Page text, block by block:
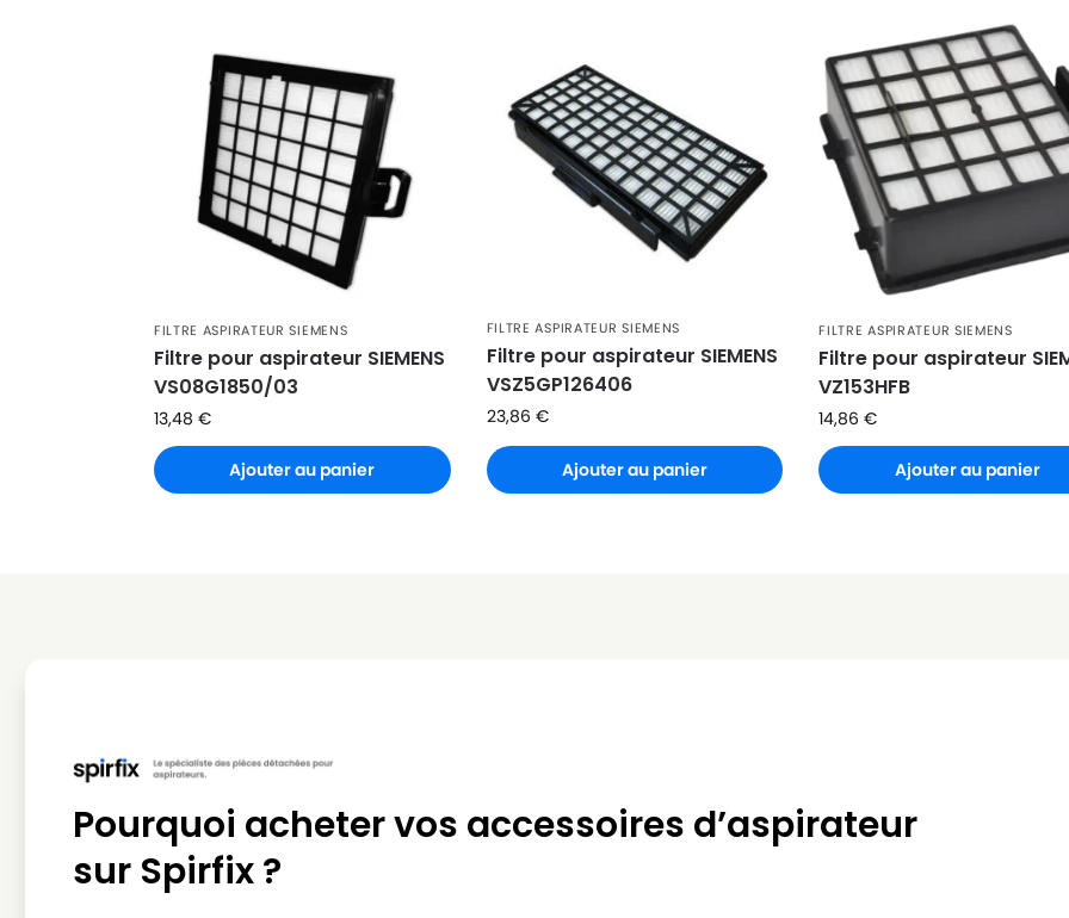
SIEMENS VS04G2200
SIEMENS VS04G2300
SIEMENS VS04G230006
SIEMENS VS04G2301
SIEMENS VS04G230106
SIEMENS
SIEMENS VS04G2502
SIEMENS
SIEMENS
SIEMENS VS05G251003
SIEMENS
SIEMENS VS05G2555
SIEMENS
SIEMENS VS06G1600/03
SIEMENS VS06G1600/09
SIEMENS
SIEMENS
FILTRE ASPIRATEUR SIEMENS
Filtre pour aspirateur SIEMENS
VS08G1850/03
13,48 €
Ajouter au panier
FILTRE ASPIRATEUR SIEMENS
Filtre pour aspirateur SIEMENS
VSZ5GP126406
23,86 €
Ajouter au panier
FILTRE ASPIRATEUR SIEMENS
Filtre pour aspirateur
VZ153HFB
14,86€
Ajouter au panier
Pourquoi acheter vos accessoires d’aspirateur
sur Spirfix ?